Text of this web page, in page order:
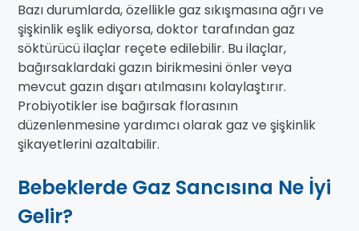
Bazı durumlarda, özellikle gaz sıkışmasına ağrı ve
şişkinlik eşlik ediyorsa, doktor tarafından gaz
söktürücü ilaçlar reçete edilebilir. Bu ilaçlar,
bağırsaklardaki gazın birikmesini önler veya
mevcut gazın dışarı atılmasını kolaylaştırır.
Probiyotikler ise bağırsak florasının
düzenlenmesine yardımcı olarak gaz ve şişkinlik
şikayetlerini azaltabilir.
Bebeklerde Gaz Sancısına Ne İyi
Gelir?